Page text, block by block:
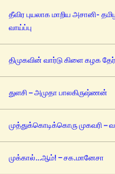
தீவிர புயலாக மாறிய அசானி-
வாய்ப்பு
திமுகவின் வார்டு கிளை கழக
துளசி – அமுதா பாலகிருஷ்ணன்
முத்துக்கொடிக்கொரு முகவரி –
முக்கால்…ஆம்! – சக.மானேசா